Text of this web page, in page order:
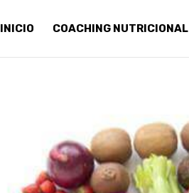
INICIO COACHING NUTRICIONAL